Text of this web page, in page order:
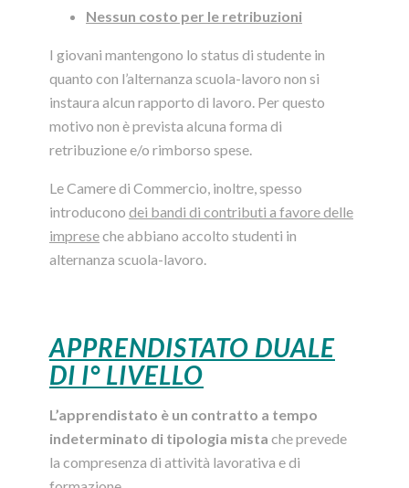
Nessun costo per le retribuzioni
I giovani mantengono lo status di studente in
quanto con l’alternanza scuola-lavoro non si
instaura alcun rapporto di lavoro. Per questo
motivo non è prevista alcuna forma di
retribuzione e/o rimborso spese.
Le Camere di Commercio, inoltre, spesso
introducono dei bandi di contributi a favore delle
impreseche abbiano accolto studenti in
alternanza scuola-lavoro.
APPRENDISTATO DUALE
DI I° LIVELLO
L’apprendistato è un contratto a tempo
indeterminato di tipologia mista che prevede
la compresenza di attività lavorativa e di